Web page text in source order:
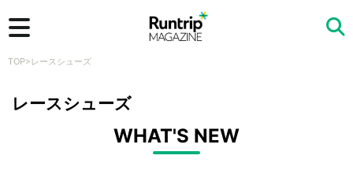
TOP>レースシューズ
レースシューズ
WHAT'S NEW